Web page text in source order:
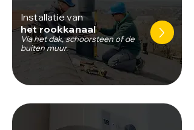
Installatie van
het rookkanaal
Via het dak, schoorsteen of de
buiten muur.